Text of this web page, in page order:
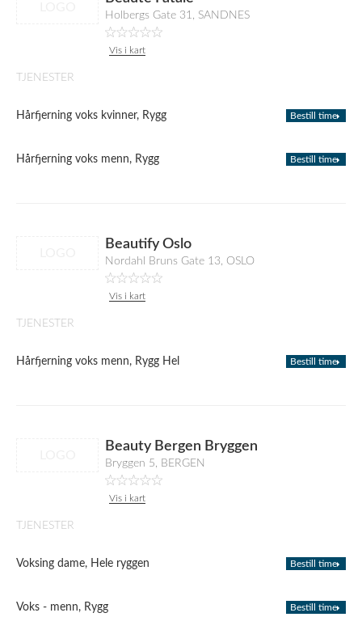
Holbergs Gate 31, SANDNES
Vis i kart
TJENESTER
Hårfjerning voks kvinner, Rygg Bestill time
Hårfjerning voks menn, Rygg Bestill time
Beautify Oslo
Nordahl Bruns Gate 13, OSLO
Vis i kart
TJENESTER
Hårfjerning voks menn, Rygg Hel Bestill time
Beauty Bergen Bryggen
Bryggen 5, BERGEN
Vis i kart
TJENESTER
Voksing dame, Hele ryggen Bestill time
Voks - menn, Rygg Bestill time